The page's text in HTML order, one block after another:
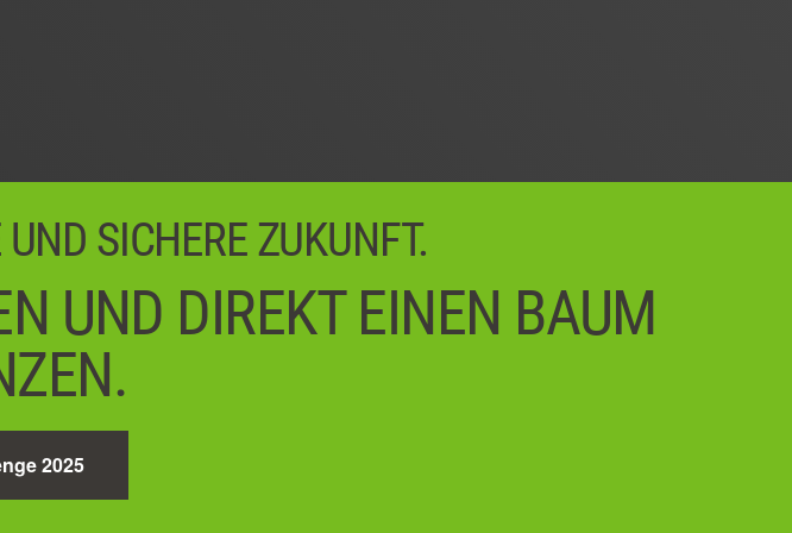
SICHERE ZUKUNFT.
UND DIREKT EINEN BAUM
2025